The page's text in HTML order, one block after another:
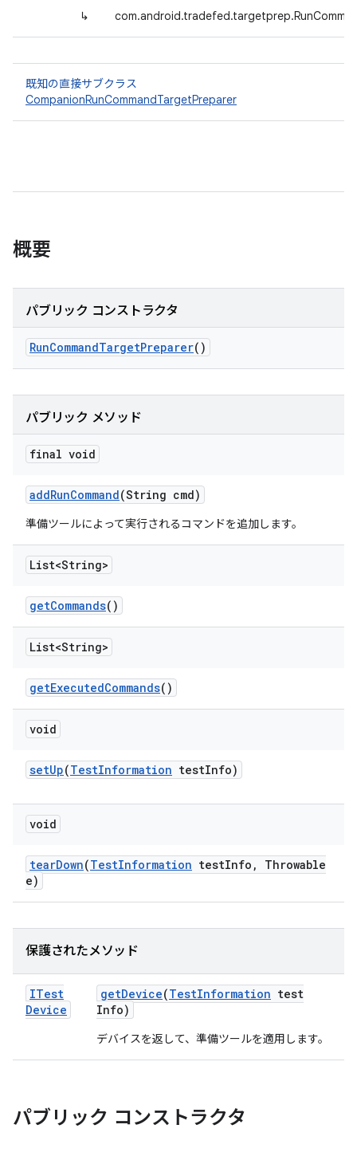
↳
既知の直接サブクラス
CompanionRunCommandTargetPreparer
概要
パブリック コンストラクタ
RunCommandTargetPreparer()
パブリック メソッド
final void
addRunCommand(String cmd)
準備ツールによって実行されるコマンドを追加します。
List<String>
getCommands()
List<String>
getExecutedCommands()
void
setUp(TestInformation testInfo)
void
tearDown(TestInformation testInfo ,
Throwable
e)
保護されたメソッド
ITest
Device
getDevice(TestInformation test
Info)
デバイスを返して、準備ツールを適用します。
パブリック コンストラクタ